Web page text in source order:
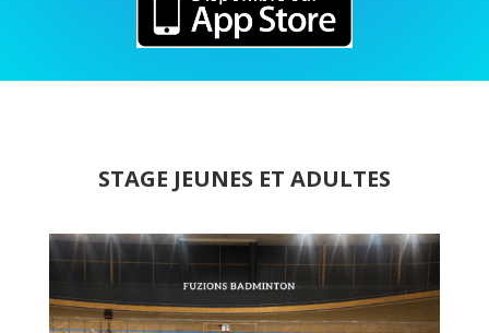
STAGE JEUNES ET ADULTES